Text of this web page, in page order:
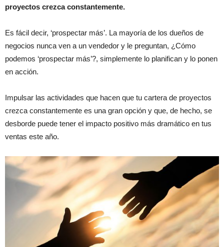
proyectos crezca constantemente.
Es fácil decir, ‘prospectar más’. La mayoría de los dueños de
negocios nunca ven a un vendedor y le preguntan, ¿Cómo
podemos ‘prospectar más’?, simplemente lo planifican y lo ponen
en acción.
Impulsar las actividades que hacen que tu cartera de proyectos
crezca constantemente es una gran opción y que, de hecho, se
desborde puede tener el impacto positivo más dramático en tus
ventas este año.